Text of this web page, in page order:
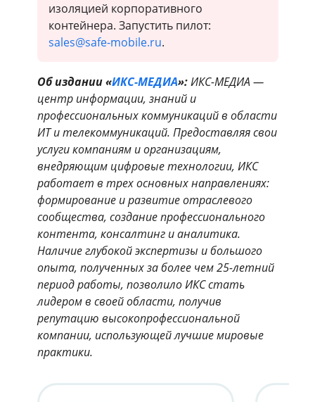
изоляцией корпоративного
контейнера. Запустить пилот:
sales@safe-mobile.ru.
Об издании «ИКС-МЕДИА»:ИКС-МЕДИА —
центр информации, знаний и
профессиональных коммуникаций в области
ИТ и телекоммуникаций. Предоставляя свои
услуги компаниям и организациям,
внедряющим цифровые технологии, ИКС
работает в трех основных направлениях:
формирование и развитие отраслевого
сообщества, создание профессионального
контента, консалтинг и аналитика.
Наличие глубокой экспертизы и большого
опыта, полученных за более чем 25-летний
период работы, позволило ИКС стать
лидером в своей области, получив
репутацию высокопрофессиональной
компании, использующей лучшие мировые
практики.